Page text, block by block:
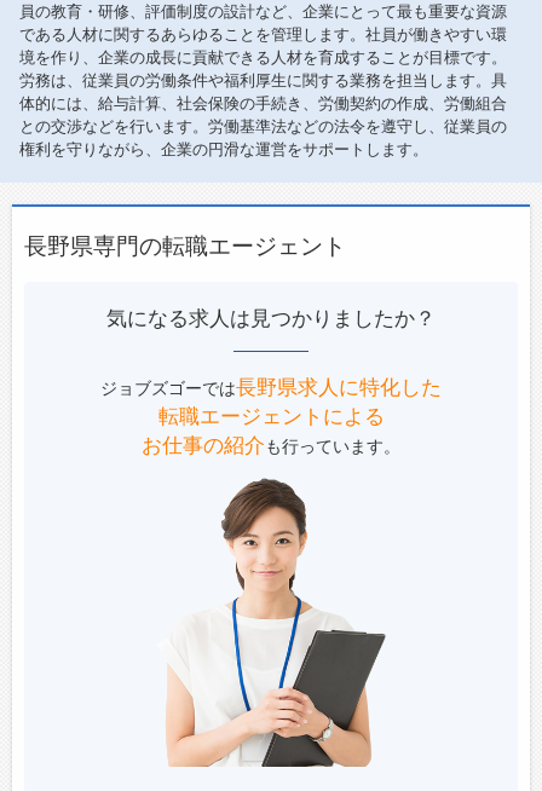
員の教育・研修、評価制度の設計など、企業にとって最も重要な資源
である人材に関するあらゆることを管理します。社員が働きやすい環
境を作り、企業の成長に貢献できる人材を育成することが目標です。
労務は、従業員の労働条件や福利厚生に関する業務を担当します。具
体的には、給与計算、社会保険の手続き、労働契約の作成、労働組合
との交渉などを行います。労働基準法などの法令を遵守し、従業員の
権利を守りながら、企業の円滑な運営をサポートします。
長野県専門の転職エージェント
気になる求人は見つかりましたか？
ジョブズゴーでは長野県求人に特化した
転職エージェントによる
お仕事の紹介も行っています。